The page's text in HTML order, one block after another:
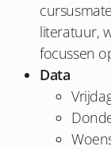
literatuur,
focussen
Data